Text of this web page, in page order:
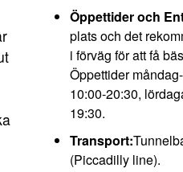
Öppettider och
plats och det
i förväg för att få
Öppettider
10:00-20:30,
19:30.
Transport:
(Piccadilly line).